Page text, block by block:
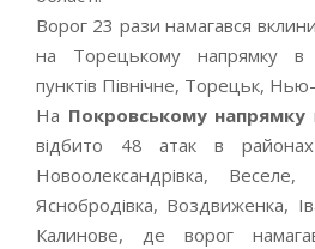
Ворог 23 рази намагався
на Торецькому напрямку в
пунктів Північне, Торецьк,
На Покровському напрямку
відбито 48 атак в районах
Новоолександрівка, Веселе,
Яснобродівка, Воздвиженка,
Калинове, де ворог